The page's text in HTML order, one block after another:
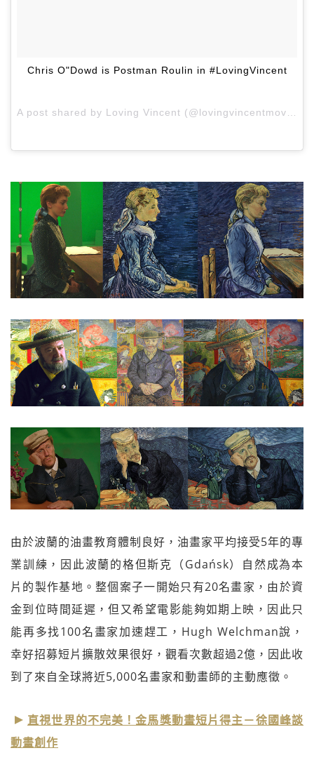
Chris O"Dowd is Postman Roulin in #LovingVincent
由於波蘭的油畫教育體制良好，油畫家平均接受5年的專
業訓練，因此波蘭的格但斯克（Gdańsk）自然成為本
片的製作基地。整個案子一開始只有20名畫家，由於資
金到位時間延遲，但又希望電影能夠如期上映，因此只
能再多找100名畫家加速趕工，Hugh Welchman說，
幸好招募短片擴散效果很好，觀看次數超過2億，因此收
到了來自全球將近5,000名畫家和動畫師的主動應徵。
直視世界的不完美！金馬獎動畫短片得主－徐國峰談
動畫創作